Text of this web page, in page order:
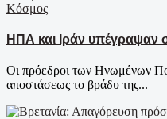
Κόσμος
ΗΠΑ και Ιράν υπέγραψαν
Οι πρόεδροι των Ηνωμένων
αποστάσεως το βράδυ της...